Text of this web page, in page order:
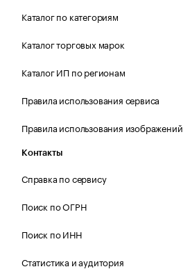
Каталог по категориям
Каталог торговых марок
Каталог ИП по регионам
Правила использования сервиса
Правила использования изображений
Контакты
Справка по сервису
Поиск по ОГРН
Поиск по ИНН
Статистика и аудитория